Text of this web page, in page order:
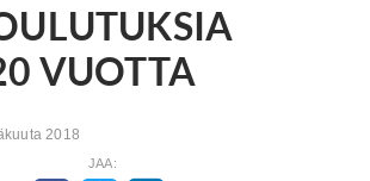
VUOTTA
2018
JAA: